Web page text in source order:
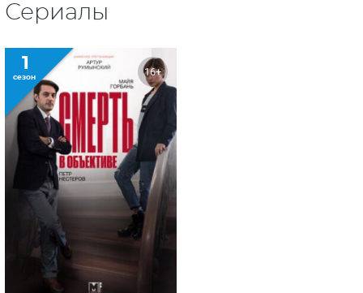
Сериалы
1
сезон 16+